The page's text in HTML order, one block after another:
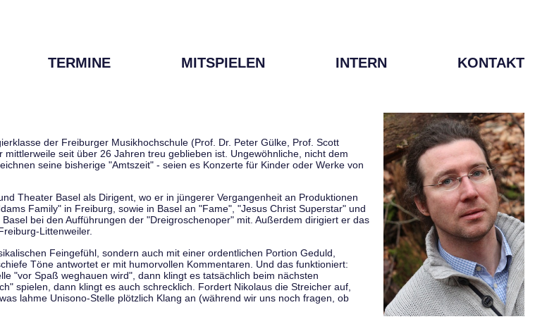
TERMINE MITSPIELEN INTERN KONTAKT
der Freiburger Musikhochschule (Prof. Dr. Peter Gülke, Prof. Scott
seit über 26 Jahren treu geblieben ist. Ungewöhnliche, nicht dem
seine bisherige "Amtszeit" - seien es Konzerte für Kinder oder Werke von
Theater Basel als Dirigent, wo er in jüngerer Vergangenheit an Produktionen
Family" in Freiburg, sowie in Basel an "Fame", "Jesus Christ Superstar" und
bei den Aufführungen der "Dreigroschenoper" mit. Außerdem dirigiert er das
Littenweiler.
Feingefühl, sondern auch mit einer ordentlichen Portion Geduld,
Töne antwortet er mit humorvollen Kommentaren. Und das funktioniert:
"vor Spaß weghauen wird", dann klingt es tatsächlich beim nächsten
spielen, dann klingt es auch schrecklich. Fordert Nikolaus die Streicher auf,
lahme Unisono-Stelle plötzlich Klang an (während wir uns noch fragen, ob